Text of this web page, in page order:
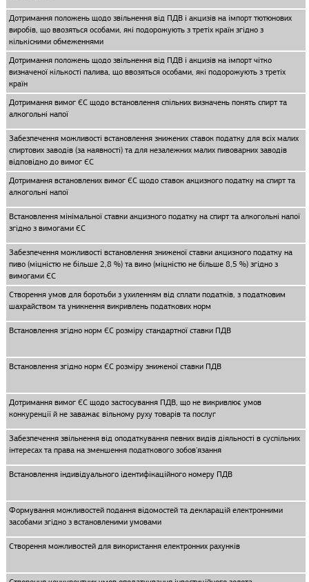
Дотримання положень щодо звільнення від ПДВ і акцизів на імпорт тютюнових
виробів, що ввозяться особами, які подорожують з третіх країн згідно з
кількісними обмеженнями
Дотримання положень щодо звільнення від ПДВ і акцизів на імпорт чітко
визначеної кількості палива, що ввозяться особами, які подорожують з третіх
країн
Дотримання вимог ЄС щодо встановлення спільних визначень понять спирт та
алкогольні напої
Забезпечення можливості встановлення знижених ставок податку для всіх малих
спиртових заводів (за наявності) та для незалежних малих пивоварних заводів
відповідно до вимог ЄС
Дотримання встановлених вимог ЄС щодо ставок акцизного податку на спирт та
алкогольні напої
Встановлення мінімальної ставки акцизного податку на спирт та алкогольні напої
згідно з вимогами ЄС
Забезпечення можливості встановлення зниженої ставки акцизного податку на
пиво (міцністю не більше 2,8 %) та вино (міцністю не більше 8,5 %) згідно з
вимогами ЄС
Створення умов для боротьби з ухиленням від сплати податків, з податковим
шахрайством та уникнення викривлень податкових норм
Встановлення згідно норм ЄС розміру стандартної ставки ПДВ
Встановлення згідно норм ЄС розміру зниженої ставки ПДВ
Дотримання вимог ЄС щодо застосування ПДВ, що не викривлює умов
конкуренції й не заважає вільному руху товарів та послуг
Забезпечення звільнення від оподаткування певних видів діяльності в суспільних
інтересах та права на зменшення податкового зобов'язання
Встановлення індивідуального ідентифікаційного номеру ПДВ
Формування можливостей подання відомостей та декларацій електронними
засобами згідно з встановленими умовами
Створення можливостей для використання електронних рахунків